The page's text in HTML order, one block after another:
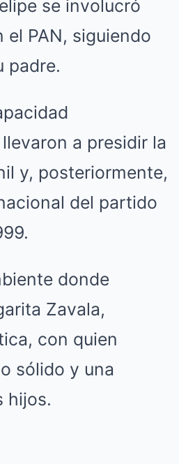
se involucró
PAN, siguiendo
padre.
a presidir la
y, posteriormente,
del partido
donde
Zavala,
con quien
sólido y una
hijos.